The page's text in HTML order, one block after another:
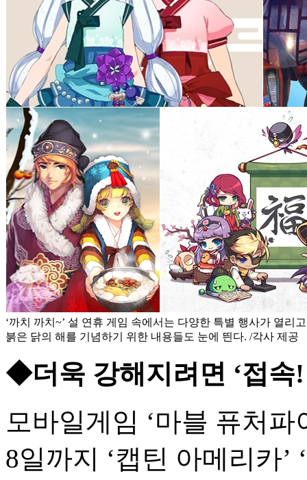
‘까치 까치~’ 설 연휴 게임 속에서는 다양한 특별 행사가 열리
붉은 닭의 해를 기념하기 위한 내용들도 눈에 띈다. /각사 제공
◆더욱 강해지려면 ‘접속!
모바일게임 ‘마블 퓨처
8일까지 ‘캡틴 아메리카’